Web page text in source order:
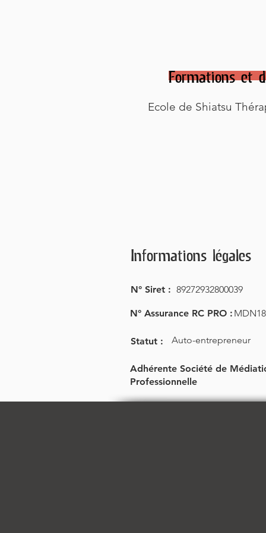
Formations et
Ecole de Shiatsu
Informations légales
N° Siret : 89272932800039
N° Assurance RC PRO :
Statut :
Adhérente Société de
Professionnelle
Auto-entrepreneur